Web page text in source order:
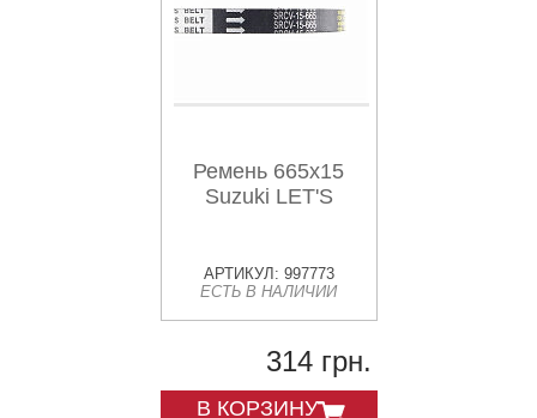
Ремень 665х15
Suzuki LET'S
АРТИКУЛ: 997773
ЕСТЬ В НАЛИЧИИ
314 грн.
В КОРЗИНУ